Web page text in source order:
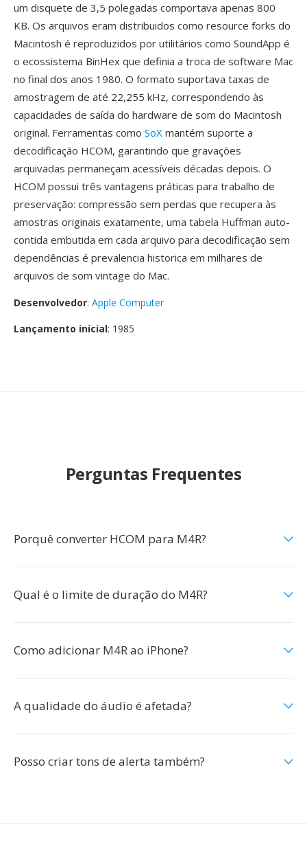
um disquete de 3,5 polegadas comportava apenas 800
KB. Os arquivos eram distribuidos como resource forks do
Macintosh é reproduzidos por utilitários como SoundApp é
o ecossistema BinHex que definia a troca de software Mac
no final dos anos 1980. O formato suportava taxas de
amostragem de até 22,255 kHz, correspondendo às
capacidades de saída do hardware de som do Macintosh
original. Ferramentas como SoX mantém suporte a
decodificação HCOM, garantindo que gravações
arquivadas permaneçam acessíveis décadas depois. O
HCOM possui três vantagens práticas para trabalho de
preservação: compressão sem perdas que recupera às
amostras originais exatamente, uma tabela Huffman auto-
contida embutida em cada arquivo para decodificação sem
dependências é prevalencia historica em milhares de
arquivos de som vintage do Mac.
Desenvolvedor: Apple Computer
Lançamento inicial: 1985
Perguntas Frequentes
Porquê converter HCOM para M4R?
Qual é o limite de duração do M4R?
Como adicionar M4R ao iPhone?
A qualidade do áudio é afetada?
Posso criar tons de alerta também?